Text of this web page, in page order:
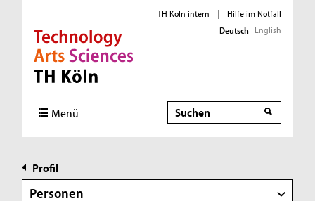
Direkt zur Hauptnavigation
Direkt zur Subnavigation
Direkt zum Inhalt
Direkt zum Fußbereich
TH Köln intern |
Hilfe im Notfall
Deutsch English
Menü Suche
Profil
Personen